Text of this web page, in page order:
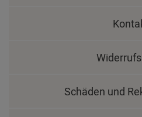
Schäden und